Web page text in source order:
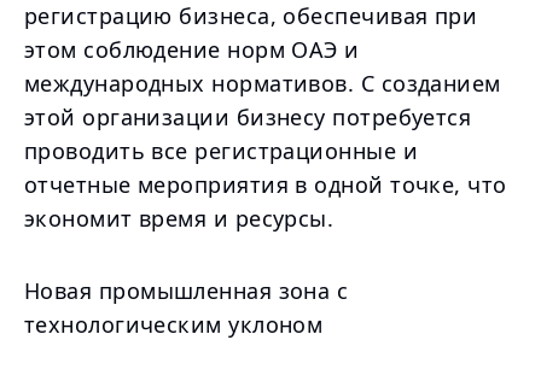
регистрацию бизнеса, обеспечивая при
этом соблюдение норм ОАЭ и
международных нормативов. С созданием
этой организации бизнесу потребуется
проводить все регистрационные и
отчетные мероприятия в одной точке, что
экономит время и ресурсы.
Новая промышленная зона с
технологическим уклоном